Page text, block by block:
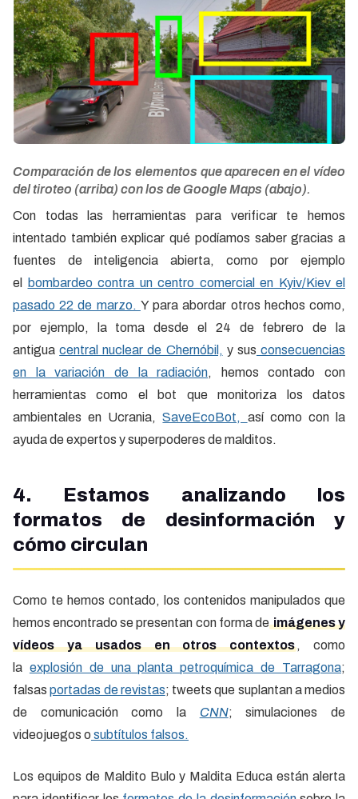
Comparación de los elementos que aparecen en el vídeo
del tiroteo (arriba) con los de Google Maps (abajo).
Con todas las herramientas para verificar te hemos
intentado también explicar qué podíamos saber gracias a
fuentes de inteligencia abierta, como por ejemplo
el
bombardeo contra un centro comercial en Kyiv/Kiev el
pasado 22 de marzo. Y para abordar otros hechos como,
por ejemplo, la toma desde el 24 de febrero de la
antiguacentral nuclear de Chernóbil, y sus consecuencias
en la variación de la radiación, hemos contado con
herramientas como el bot que monitoriza los datos
ambientales en Ucrania,SaveEcoBot, así como con la
ayuda de expertos y superpoderes de malditos.
4. Estamos analizando los
formatos de desinformación y
cómo circulan
Como te hemos contado, los contenidos manipulados que
hemos encontrado se presentan con forma deimágenes y
vídeos ya usados en otros contextos , como
la explosión de una planta petroquímica de Tarragona;
falsasportadas de revistas; tweets que suplantan a medios
de comunicación como la CNN; simulaciones de
videojuegos o subtítulos falsos.
Los equipos de Maldito Bulo y Maldita Educa están alerta